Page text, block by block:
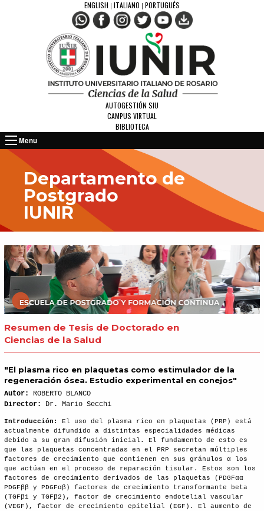
ENGLISH | ITALIANO | PORTUGUÉS
AUTOGESTIÓN SIU
CAMPUS VIRTUAL
BIBLIOTECA
Menu
Departamento de
Postgrado
IUNIR
Resumen de Tesis de Doctorado en
Ciencias de la Salud
"El plasma rico en plaquetas como estimulador de la
regeneración ósea. Estudio experimental en conejos"
Autor: ROBERTO BLANCO
Director: Dr. Mario Secchi
Introducción:
El uso del plasma rico en plaquetas (PRP) está
actualmente difundido a distintas especialidades médicas
debido a su gran difusión inicial. El fundamento de esto es
que las plaquetas concentradas en el PRP secretan múltiples
factores de crecimiento que contienen en sus gránulos α los
que actúan en el proceso de reparación tisular. Estos son los
factores de crecimiento derivados de las plaquetas (PDGFαα
PDGFββ y PDGFαβ) factores de crecimiento transformante beta
(TGFβ1 y TGFβ2), factor de crecimiento endotelial vascular
(VEGF), factor de crecimiento epitelial (EGF). El aumento de